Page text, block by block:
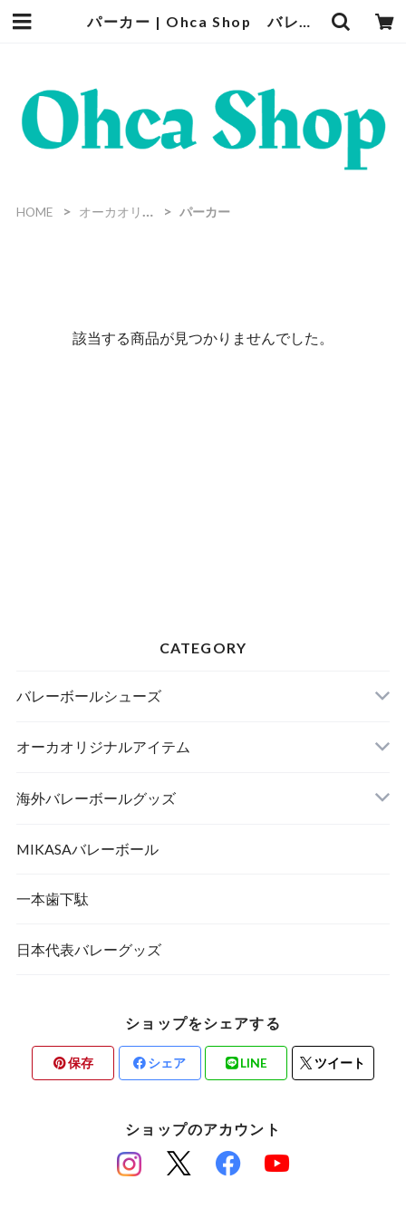
パーカー | Ohca Shop バレーボールセレクト用品のショップ
HOME オーカオリジナルアイテム パーカー
該当する商品が見つかりませんでした。
CATEGORY
バレーボールシューズ
オーカオリジナルアイテム
海外バレーボールグッズ
MIKASAバレーボール
一本歯下駄
日本代表バレーグッズ
ショップをシェアする
保存 シェア LINE ツイート
ショップのアカウント